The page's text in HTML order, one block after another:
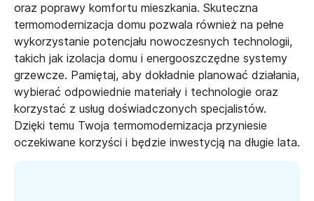
oraz poprawy komfortu mieszkania. Skuteczna
termomodernizacja domu pozwala również na pełne
wykorzystanie potencjału nowoczesnych technologii,
takich jak izolacja domu i energooszczędne systemy
grzewcze. Pamiętaj, aby dokładnie planować działania,
wybierać odpowiednie materiały i technologie oraz
korzystać z usług doświadczonych specjalistów.
Dzięki temu Twoja termomodernizacja przyniesie
oczekiwane korzyści i będzie inwestycją na długie lata.